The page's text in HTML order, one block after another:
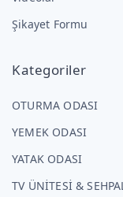
Şikayet Formu
Kategoriler
OTURMA ODASI
YEMEK ODASI
YATAK ODASI
TV ÜNİTESİ &